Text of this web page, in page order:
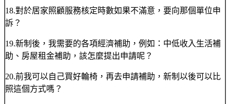
18.對於居家照顧服務核定時數如果不滿意，要向那個單位申
訴？
19.新制後，我需要的各項經濟補助，例如：中低收入生活補
助、房屋租金補助，該怎麼提出申請呢？
20.前我可以自己買好輪椅，再去申請補助，新制以後可以比
照這個方式嗎？